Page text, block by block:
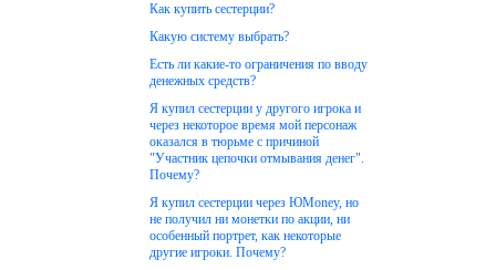
Как купить сестерции?
Какую систему выбрать?
Есть ли какие-то ограничения по вводу
денежных средств?
Я купил сестерции у другого игрока и
через некоторое время мой персонаж
оказался в тюрьме с причиной
"Участник цепочки отмывания денег".
Почему?
Я купил сестерции через ЮMoney, но
не получил ни монетки по акции, ни
особенный портрет, как некоторые
другие игроки. Почему?